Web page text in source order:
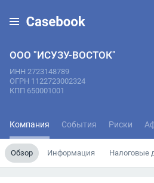
ООО "ИСУЗУ-ВОСТОК"
ИНН 2723148789
ОГРН 1122723002324
КПП 650001001
Компания События Риски
Обзор Информация Налоговые